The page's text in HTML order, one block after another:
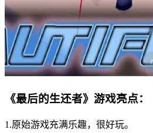
《最后的生还者》游戏亮点：
1.原始游戏充满乐趣，很好玩。